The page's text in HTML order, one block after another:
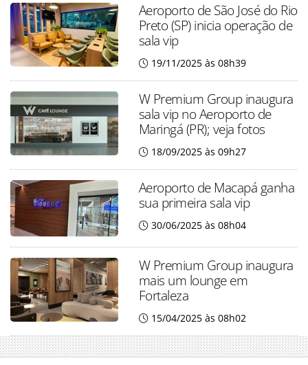
Aeroporto de São José do Rio
Preto (SP) inicia operação de
sala vip
19/11/2025 às 08h39
W Premium Group inaugura
sala vip no Aeroporto de
Maringá (PR); veja fotos
18/09/2025 às 09h27
Aeroporto de Macapá ganha
sua primeira sala vip
30/06/2025 às 08h04
W Premium Group inaugura
mais um lounge em
Fortaleza
15/04/2025 às 08h02